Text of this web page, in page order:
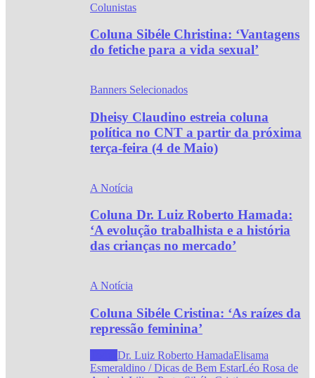
Colunistas
Coluna Sibéle Christina: ‘Vantagens
do fetiche para a vida sexual’
Banners Selecionados
Dheisy Claudino estreia coluna
política no CNT a partir da próxima
terça-feira (4 de Maio)
A Notícia
Coluna Dr. Luiz Roberto Hamada:
‘A evolução trabalhista e a história
das crianças no mercado’
A Notícia
Coluna Sibéle Cristina: ‘As raízes da
repressão feminina’
Dr. Luiz Roberto HamadaElisama
Esmeraldino / Dicas de Bem EstarLéo Rosa de